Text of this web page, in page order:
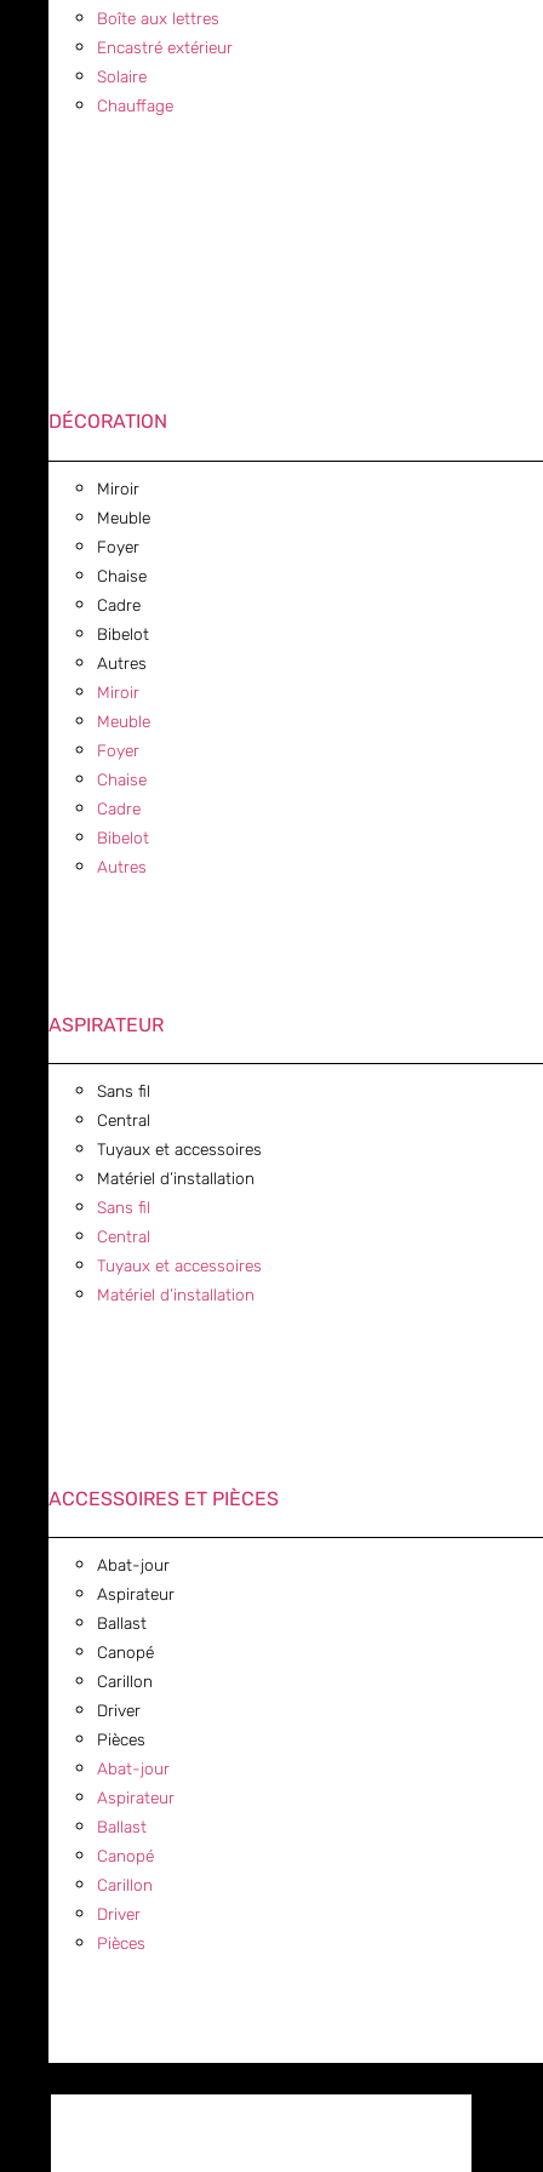
Boîte aux lettres
Encastré extérieur
Solaire
Chauffage
DÉCORATION
Miroir
Meuble
Foyer
Chaise
Cadre
Bibelot
Autres
Miroir
Meuble
Foyer
Chaise
Cadre
Bibelot
Autres
ASPIRATEUR
Sans fil
Central
Tuyaux et accessoires
Matériel d’installation
Sans fil
Central
Tuyaux et accessoires
Matériel d’installation
ACCESSOIRES ET PIÈCES
Abat-jour
Aspirateur
Ballast
Canopé
Carillon
Driver
Pièces
Abat-jour
Aspirateur
Ballast
Canopé
Carillon
Driver
Pièces